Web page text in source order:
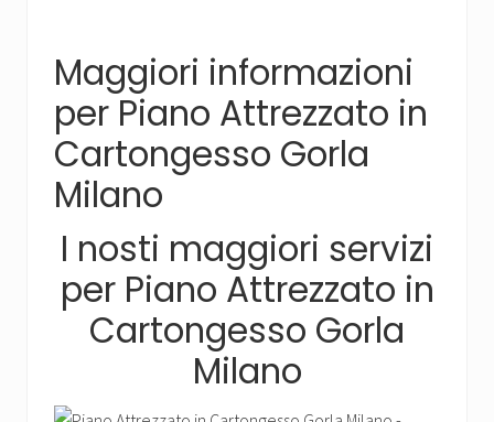
Maggiori informazioni
per Piano Attrezzato in
Cartongesso Gorla
Milano
I nosti maggiori servizi
per Piano Attrezzato in
Cartongesso Gorla
Milano